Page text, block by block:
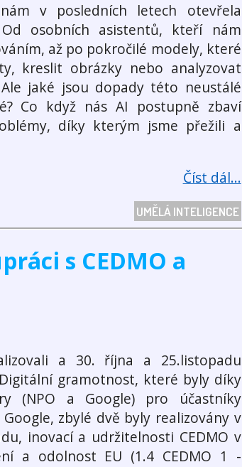
v posledních letech otevřela
osobních asistentů, kteří nám
až po pokročilé modely, které
kreslit obrázky nebo analyzovat
jaké jsou dopady této neustálé
Co když nás AI postupně zbaví
díky kterým jsme přežili a
Číst dál...
UMĚLÁ INTELIGENCE
s CEDMO a
a 30. října a 25.listopadu
gramotnost, které byly díky
(NPO a Google) pro účastníky
zbylé dvě byly realizovány v
inovací a udržitelnosti CEDMO v
a odolnost EU (1.4 CEDMO 1 -